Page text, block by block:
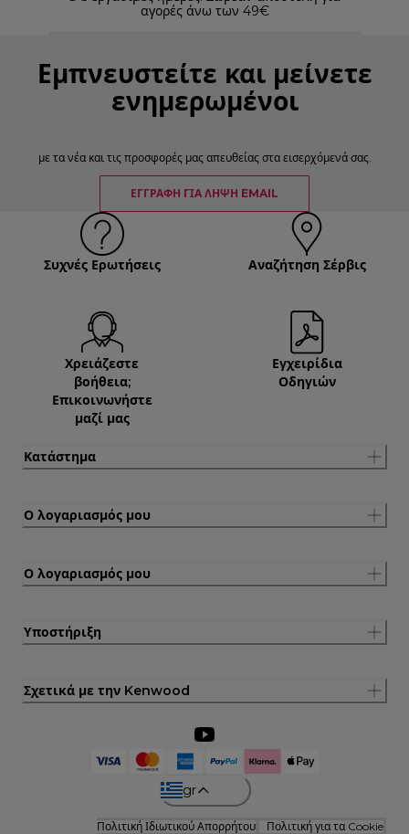
αγορές άνω των 49€
Εμπνευστείτε και μείνετε
ενημερωμένοι
με τα νέα και τις προσφορές μας απευθείας στα εισερχόμενά σας.
ΕΓΓΡΑΦΉ ΓΙΑ ΛΉΨΗ EMAIL
Συχνές Ερωτήσεις Αναζήτηση Σέρβις
Χρειάζεστε
βοήθεια;
Επικοινωνήστε
μαζί μας
Εγχειρίδια
Οδηγιών
Κατάστημα
Ο λογαριασμός μου
Ο λογαριασμός μου
Υποστήριξη
Σχετικά με την Kenwood
gr
Πολιτική Ιδιωτικού Απορρήτου Πολιτική για τα Cookie